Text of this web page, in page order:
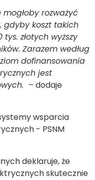
rozważyć
gdyby koszt takich
złotych wyższy
Zarazem według
dofinansowania
jest
– dodaje
deklaruje, że
skutecznie